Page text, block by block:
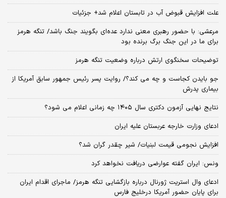
علت افزایش قبوض آب در تابستان اعلام شد+ جزئیات
مرعشی: با حضور رهبری معنی ندارد عده‌ای بگویند جنگ باشد/ تنگه هرمز
برای ما در این جنگ برگ برنده بود
توضیحات سخنگوی ارتش درباره وضعیت تنگه هرمز
جو بایدن کجاست و چه می کند؟/ روایت پسر رئیس جمهور سابق آمریکا از
بیماری پدرش
نتایج نهایی آزمون دکتری سال ۱۴۰۵ چه زمانی اعلام می شود؟
ادعای وزارت خارجه عربستان علیه ایران
افزایش نجومی قیمت لبنیات/ شیر چقدر گران شد؟
ونس: ایران گفته عوارضی دریافت نخواهد کرد
ادعای وال استریت ژورنال درباره بازگشایی تنگه هرمز/ ماجرای اقدام ایران
برای پایان حضور آمریکا درخلیج فارس